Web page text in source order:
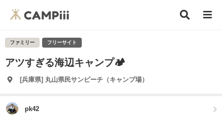
ファミリー フリーサイト
アツすぎる海辺キャンプ🏕️
[兵庫県] 丸山県民サンビーチ（キャンプ場）
pk42